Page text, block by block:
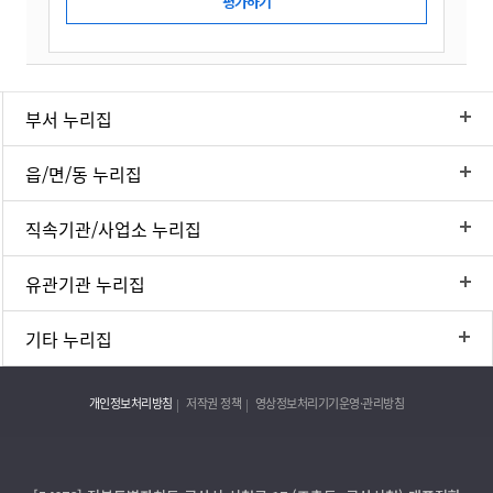
부서 누리집
읍/면/동 누리집
직속기관/사업소 누리집
유관기관 누리집
기타 누리집
개인정보처리방침 저작권 정책 영상정보처리기기운영·관리방침